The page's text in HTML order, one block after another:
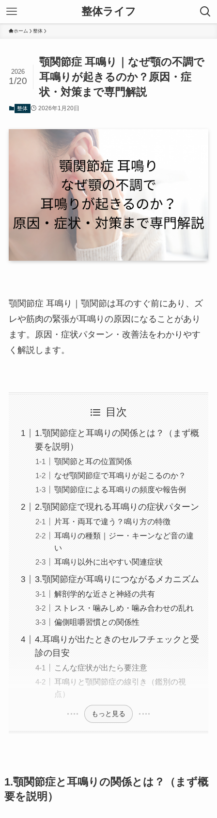
整体ライフ
ホーム 整体
顎関節症 耳鳴り｜なぜ顎の不調で
耳鳴りが起きるのか？原因・症
状・対策まで専門解説
2026
1/20
整体 2026年1月20日
顎関節症 耳鳴り｜顎関節は耳のすぐ前にあり、ズ
レや筋肉の緊張が耳鳴りの原因になることがあり
ます。原因・症状パターン・改善法をわかりやす
く解説します。
目次
1.顎関節症と耳鳴りの関係とは？（まず概
要を説明）
顎関節と耳の位置関係
なぜ顎関節症で耳鳴りが起こるのか？
顎関節症による耳鳴りの頻度や報告例
2.顎関節症で現れる耳鳴りの症状パターン
片耳・両耳で違う？鳴り方の特徴
耳鳴りの種類｜ジー・キーンなど音の違
い
耳鳴り以外に出やすい関連症状
3.顎関節症が耳鳴りにつながるメカニズム
解剖学的な近さと神経の共有
ストレス・噛みしめ・噛み合わせの乱れ
偏側咀嚼習慣との関係性
4.耳鳴りが出たときのセルフチェックと受
診の目安
こんな症状が出たら要注意
耳鳴りと顎関節症の線引き（鑑別の視
点）
もっと見る
1.顎関節症と耳鳴りの関係とは？（まず概
要を説明）